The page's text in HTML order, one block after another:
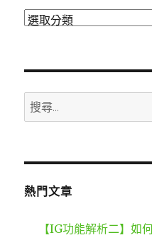
分
搜
尋
鍵
熱門文章
【IG功能解析二】如